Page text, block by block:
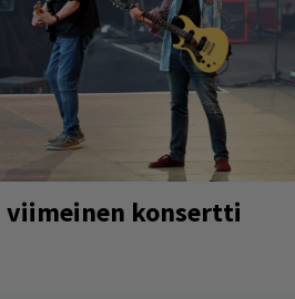
viimeinen konsertti